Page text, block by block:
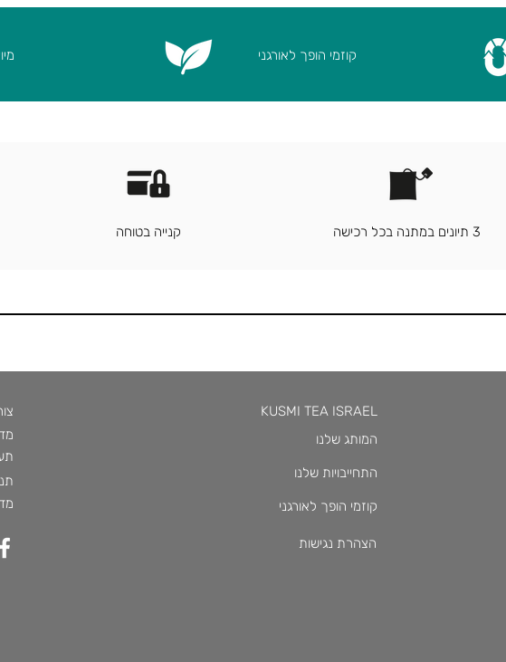
קוזמי הופך לאורגני
קנייה בטוחה 3 תיונים במתנה בכל רכישה
KUSMI TEA ISRAEL
המותג שלנו
התחייבויות שלנו
קוזמי הופך לאורגני
הצהרת נגישות